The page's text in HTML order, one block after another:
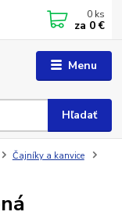
Menu
Hľadať
0 ks
za 0 €
Čajníky a kanvice